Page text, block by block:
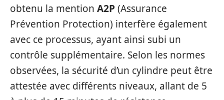
obtenu la mention A2P (Assurance
Prévention Protection) interfère également
avec ce processus, ayant ainsi subi un
contrôle supplémentaire. Selon les normes
observées, la sécurité d’un cylindre peut être
attestée avec différents niveaux, allant de 5